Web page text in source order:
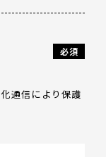
通信により保護